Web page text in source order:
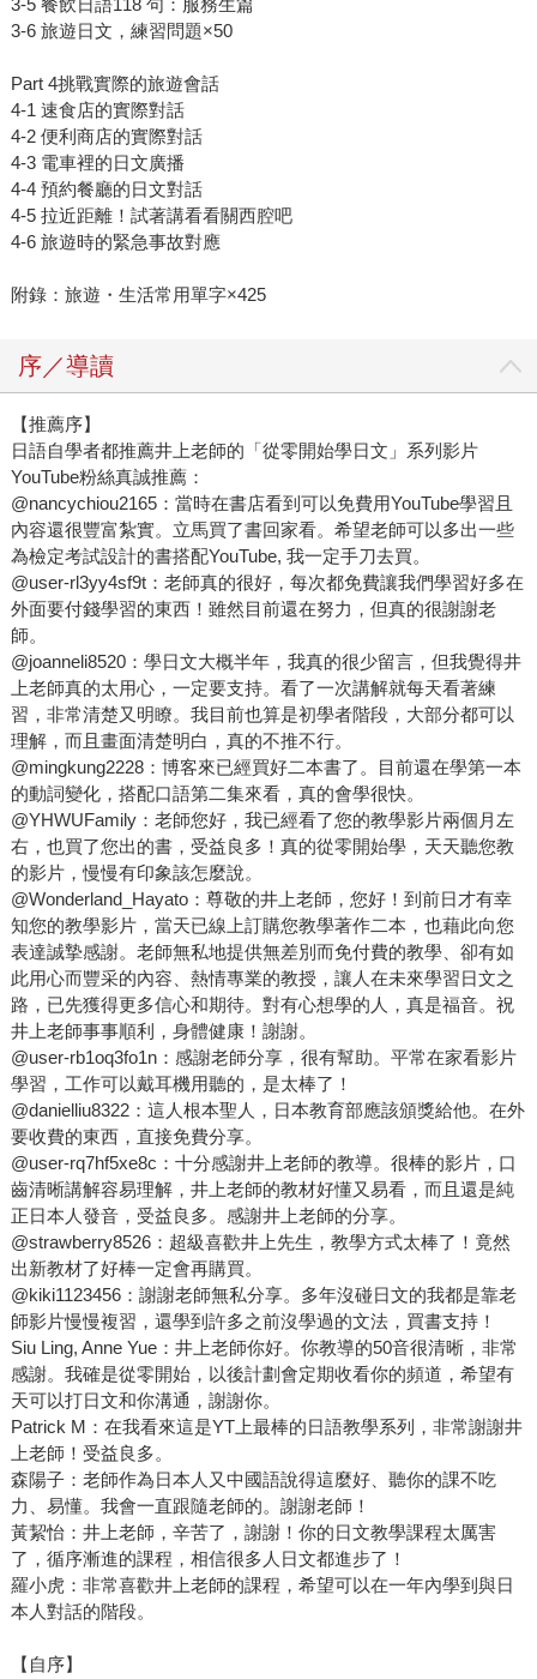
3-5 餐飲日語118 句：服務生篇
3-6 旅遊日文，練習問題×50
Part 4挑戰實際的旅遊會話
4-1 速食店的實際對話
4-2 便利商店的實際對話
4-3 電車裡的日文廣播
4-4 預約餐廳的日文對話
4-5 拉近距離！試著講看看關西腔吧
4-6 旅遊時的緊急事故對應
附錄：旅遊・生活常用單字×425
序／導讀
【推薦序】
日語自學者都推薦井上老師的「從零開始學日文」系列影片
YouTube粉絲真誠推薦：
@nancychiou2165：當時在書店看到可以免費用YouTube學習且
內容還很豐富紮實。立馬買了書回家看。希望老師可以多出一些
為檢定考試設計的書搭配YouTube, 我一定手刀去買。
@user-rl3yy4sf9t：老師真的很好，每次都免費讓我們學習好多在
外面要付錢學習的東西！雖然目前還在努力，但真的很謝謝老
師。
@joanneli8520：學日文大概半年，我真的很少留言，但我覺得井
上老師真的太用心，一定要支持。看了一次講解就每天看著練
習，非常清楚又明瞭。我目前也算是初學者階段，大部分都可以
理解，而且畫面清楚明白，真的不推不行。
@mingkung2228：博客來已經買好二本書了。目前還在學第一本
的動詞變化，搭配口語第二集來看，真的會學很快。
@YHWUFamily：老師您好，我已經看了您的教學影片兩個月左
右，也買了您出的書，受益良多！真的從零開始學，天天聽您教
的影片，慢慢有印象該怎麼說。
@Wonderland_Hayato：尊敬的井上老師，您好！到前日才有幸
知您的教學影片，當天已線上訂購您教學著作二本，也藉此向您
表達誠摯感謝。老師無私地提供無差別而免付費的教學、卻有如
此用心而豐采的內容、熱情專業的教授，讓人在未來學習日文之
路，已先獲得更多信心和期待。對有心想學的人，真是福音。祝
井上老師事事順利，身體健康！謝謝。
@user-rb1oq3fo1n：感謝老師分享，很有幫助。平常在家看影片
學習，工作可以戴耳機用聽的，是太棒了！
@danielliu8322：這人根本聖人，日本教育部應該頒獎給他。在外
要收費的東西，直接免費分享。
@user-rq7hf5xe8c：十分感謝井上老師的教導。很棒的影片，口
齒清晰講解容易理解，井上老師的教材好懂又易看，而且還是純
正日本人發音，受益良多。感謝井上老師的分享。
@strawberry8526：超級喜歡井上先生，教學方式太棒了！竟然
出新教材了好棒一定會再購買。
@kiki1123456：謝謝老師無私分享。多年沒碰日文的我都是靠老
師影片慢慢複習，還學到許多之前沒學過的文法，買書支持！
Siu Ling, Anne Yue：井上老師你好。你教導的50音很清晰，非常
感謝。我確是從零開始，以後計劃會定期收看你的頻道，希望有
天可以打日文和你溝通，謝謝你。
Patrick M：在我看來這是YT上最棒的日語教學系列，非常謝謝井
上老師！受益良多。
森陽子：老師作為日本人又中國語說得這麼好、聽你的課不吃
力、易懂。我會一直跟隨老師的。謝謝老師！
黃絜怡：井上老師，辛苦了，謝謝！你的日文教學課程太厲害
了，循序漸進的課程，相信很多人日文都進步了！
羅小虎：非常喜歡井上老師的課程，希望可以在一年內學到與日
本人對話的階段。
【自序】